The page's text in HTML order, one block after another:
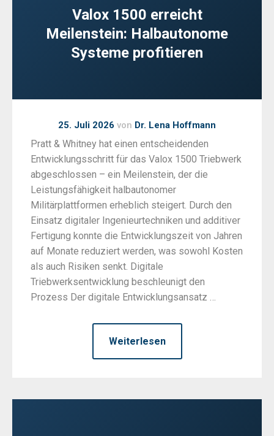
Valox 1500 erreicht
Meilenstein: Halbautonome
Systeme profitieren
25. Juli 2026 von Dr. Lena Hoffmann
Pratt & Whitney hat einen entscheidenden
Entwicklungsschritt für das Valox 1500 Triebwerk
abgeschlossen – ein Meilenstein, der die
Leistungsfähigkeit halbautonomer
Militärplattformen erheblich steigert. Durch den
Einsatz digitaler Ingenieurtechniken und additiver
Fertigung konnte die Entwicklungszeit von Jahren
auf Monate reduziert werden, was sowohl Kosten
als auch Risiken senkt. Digitale
Triebwerksentwicklung beschleunigt den
Prozess Der digitale Entwicklungsansatz …
Weiterlesen